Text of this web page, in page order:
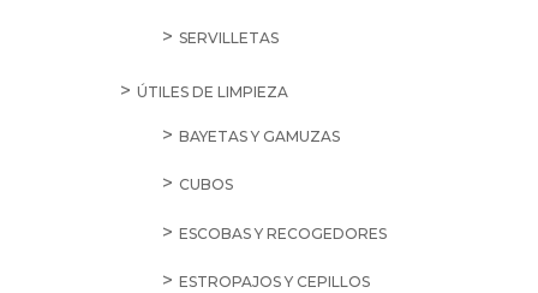
SERVILLETAS
ÚTILES DE LIMPIEZA
BAYETAS Y GAMUZAS
CUBOS
ESCOBAS Y RECOGEDORES
ESTROPAJOS Y CEPILLOS